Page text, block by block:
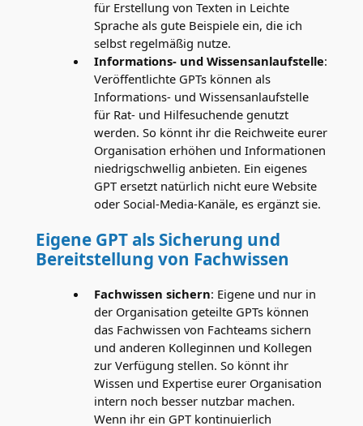
für Erstellung von Texten in Leichte
Sprache als gute Beispiele ein, die ich
selbst regelmäßig nutze.
Informations- und Wissensanlaufstelle:
Veröffentlichte GPTs können als
Informations- und Wissensanlaufstelle
für Rat- und Hilfesuchende genutzt
werden. So könnt ihr die Reichweite eurer
Organisation erhöhen und Informationen
niedrigschwellig anbieten. Ein eigenes
GPT ersetzt natürlich nicht eure Website
oder Social-Media-Kanäle, es ergänzt sie.
Eigene GPT als Sicherung und
Bereitstellung von Fachwissen
Fachwissen sichern: Eigene und nur in
der Organisation geteilte GPTs können
das Fachwissen von Fachteams sichern
und anderen Kolleginnen und Kollegen
zur Verfügung stellen. So könnt ihr
Wissen und Expertise eurer Organisation
intern noch besser nutzbar machen.
Wenn ihr ein GPT kontinuierlich